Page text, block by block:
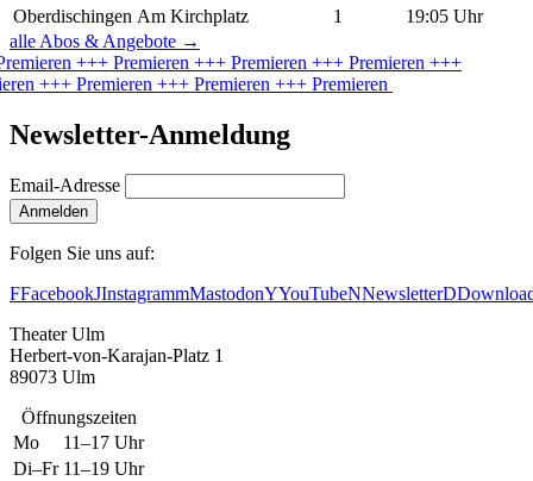
Oberdischingen Am Kirchplatz 1
19:05 Uhr
alle Abos & Angebote →
+++ Premieren +++ Premieren +++ Premieren +++
+++ Premieren +++ Premieren +++ Premieren
Newsletter-Anmeldung
Email-Adresse
Anmelden
Folgen Sie uns auf:
FFacebookJInstagrammMastodonYYouTubeNNewsletterD
Theater Ulm
Herbert-von-Karajan-Platz 1
89073 Ulm
Öffnungszeiten
Mo
11–17 Uhr
Di–Fr 11–19 Uhr